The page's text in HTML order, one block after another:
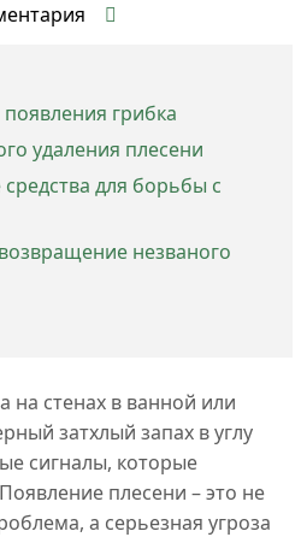
грибка
удаления плесени
для борьбы с
незваного
на стенах в ванной или
затхлый запах в углу
сигналы, которые
плесени – это не
а серьезная угроза